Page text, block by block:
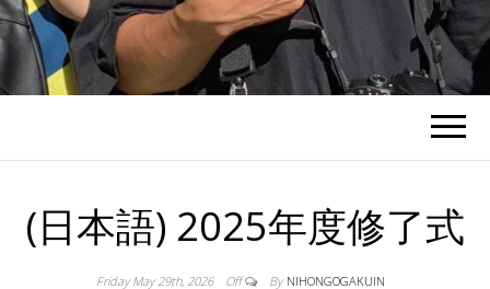
(日本語) 2025年度修了式
Friday May 29th, 2026 Off By NIHONGOGAKUIN